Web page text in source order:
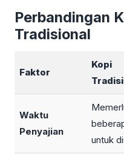
Perbandingan
Tradisional
Faktor
Kopi
Waktu
Penyajian
untuk